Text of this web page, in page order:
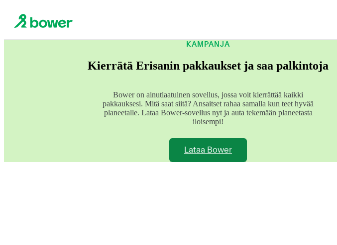
KAMPANJA
Kierrätä Erisanin pakkaukset ja saa palkintoja
Bower on ainutlaatuinen sovellus, jossa voit kierrättää kaikki
pakkauksesi. Mitä saat siitä? Ansaitset rahaa samalla kun teet hyvää
planeetalle. Lataa Bower-sovellus nyt ja auta tekemään planeetasta
iloisempi!
Lataa Bower